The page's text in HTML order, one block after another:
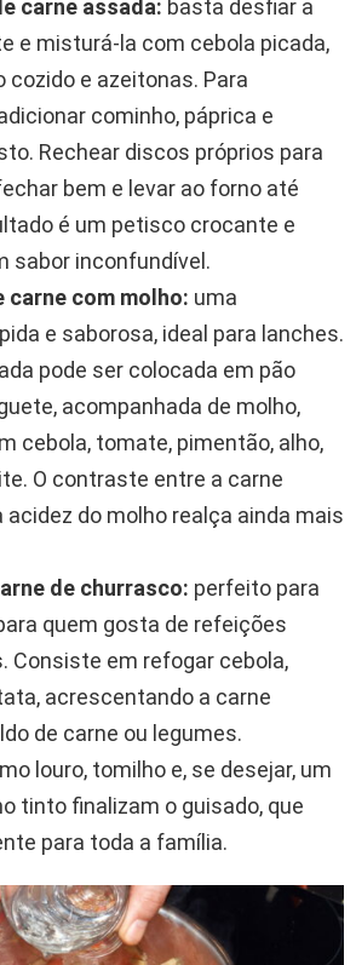
carne assada: basta desfiar a
e misturá-la com cebola picada,
cozido e azeitonas. Para
cominho, páprica e
Rechear discos próprios para
bem e levar ao forno até
é um petisco crocante e
sabor inconfundível.
carne com molho: uma
e saborosa, ideal para lanches.
pode ser colocada em pão
acompanhada de molho,
cebola, tomate, pimentão, alho,
O contraste entre a carne
acidez do molho realça ainda mais
de churrasco: perfeito para
quem gosta de refeições
Consiste em refogar cebola,
acrescentando a carne
de carne ou legumes.
louro, tomilho e, se desejar, um
tinto finalizam o guisado, que
para toda a família.